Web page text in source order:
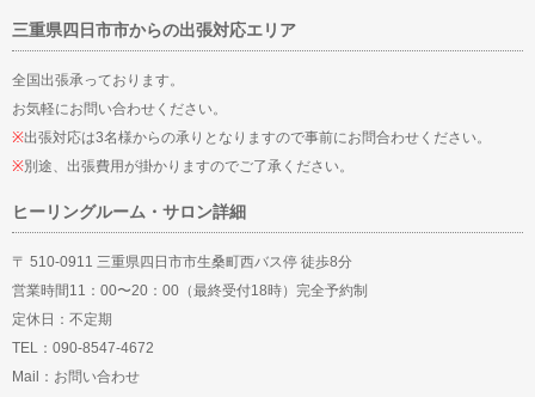
三重県四日市市からの出張対応エリア
全国出張承っております。
お気軽にお問い合わせください。
※出張対応は3名様からの承りとなりますので事前にお問合わせください。
※別途、出張費用が掛かりますのでご了承ください。
ヒーリングルーム・サロン詳細
〒 510-0911 三重県四日市市生桑町西バス停 徒歩8分
営業時間11：00〜20：00（最終受付18時）完全予約制
定休日：不定期
TEL：090-8547-4672
Mail： お問い合わせ